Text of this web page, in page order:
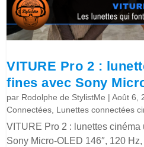
VITURE Pro 2 :
fines avec Sony
par Rodolphe de StylistMe |Août 6,
Connectées, Lunettes connectées
VITURE Pro 2 : lunettes
Sony Micro-OLED 146″, 120